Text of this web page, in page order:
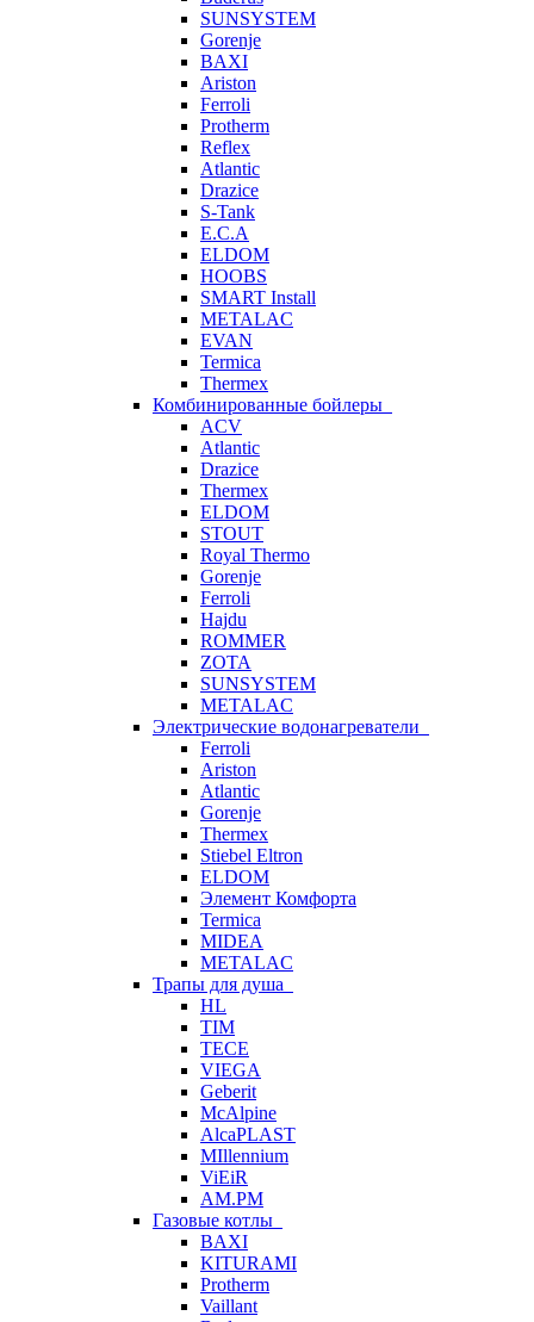
SUNSYSTEM
Gorenje
BAXI
Ariston
Ferroli
Protherm
Reflex
Atlantic
Drazice
S-Tank
E.C.A
ELDOM
HOOBS
SMART Install
METALAC
EVAN
Termica
Thermex
Комбинированные бойлеры
ACV
Atlantic
Drazice
Thermex
ELDOM
STOUT
Royal Thermo
Gorenje
Ferroli
Hajdu
ROMMER
ZOTA
SUNSYSTEM
METALAC
Электрические водонагреватели
Ferroli
Ariston
Atlantic
Gorenje
Thermex
Stiebel Eltron
ELDOM
Элемент Комфорта
Termica
MIDEA
METALAC
Трапы для душа
HL
TIM
TECE
VIEGA
Geberit
McAlpine
AlcaPLAST
MIllennium
ViEiR
AM.PM
Газовые котлы
BAXI
KITURAMI
Protherm
Vaillant